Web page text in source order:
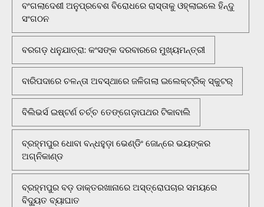
ବଂଗଲାଦେଶୀ ଅନୁପ୍ରବେଶ ବିରୋଧରେ ରାସ୍ତାକୁ ଓହ୍ଲାଇଲେ ହିନ୍ଦୁ
ସଂଗଠନ
ବରଗଡ଼ ଧନୁଯାତ୍ରା: କଂସଙ୍କ ଦରବାରରେ ମୁଖ୍ୟମନ୍ତ୍ରୀ
ବାରିପଦାରେ ଚଳନ୍ତା ଅବସ୍ଥାରେ ଜଳିଗଲା ଇଲେକ୍ଟ୍ରିକ୍ ସ୍କୁଟର୍
ବିଲିଭର୍ସ ଇଷ୍ଟର୍ଣ ଚର୍ଚ୍ଚ ତେଙ୍ଗେଡ଼ାପଥର ଟିକାବାଲି
ବ୍ରହ୍ମପୁର ଧୋବା ବନ୍ଧହୁଡ଼ା ଭେଣ୍ଡିଂ ଜୋନ୍‌ରେ ଭୟଙ୍କର
ଅଗ୍ନିକାଣ୍ଡ
ବ୍ରହ୍ମପୁର ବଡ଼ ଡାକ୍ତରଖାନାରେ ଅସ୍ତ୍ରୋପଚାର ସମୟରେ
ବିଦ୍ୟୁତ ବ୍ୟାଘାତ